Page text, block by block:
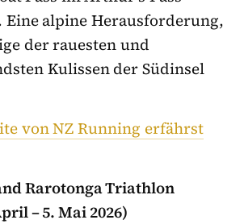
alpine Herausforderung,
der rauesten und
Kulissen der Südinsel
von NZ Running erfährst
Rarotonga Triathlon
– 5. Mai 2026)